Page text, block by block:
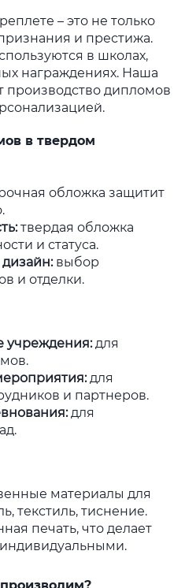
– это не только
и престижа.
в школах,
награждениях. Наша
производство дипломов
в твердом
обложка защитит
:твердая обложка
и статуса.
: выбор
и отделки.
учреждения:для
:для
и партнеров.
:для
материалы для
текстиль, тиснение.
печать, что делает